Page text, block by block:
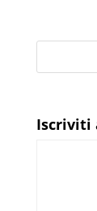
Iscriviti